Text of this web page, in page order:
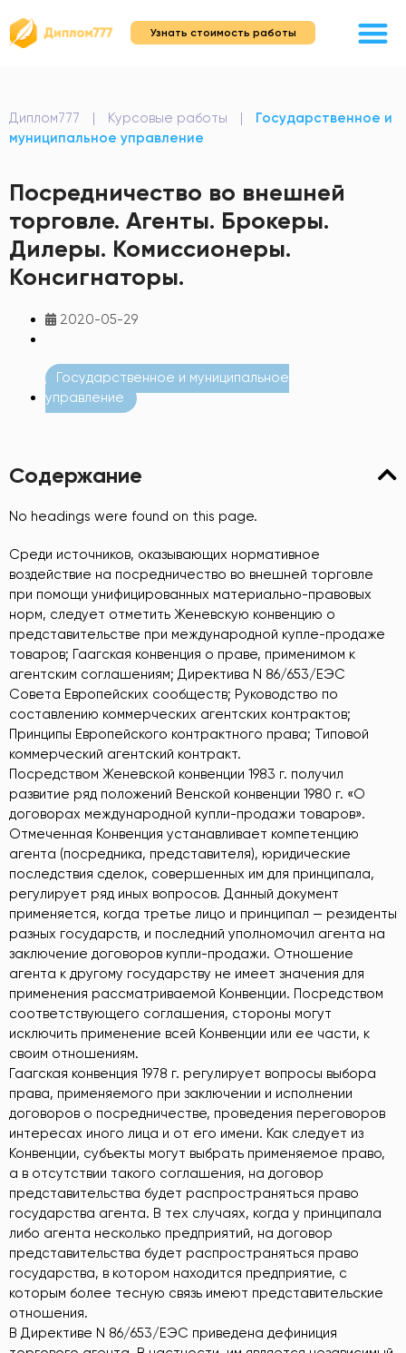
Узнать стоимость работы
Диплом777 | Курсовые работы |
Государственное и
муниципальное управление
Посредничество во внешней
торговле. Агенты. Брокеры.
Дилеры. Комиссионеры.
Консигнаторы.
2020-05-29
Государственное и муниципальное
управление
Содержание
No headings were found on this page.
Среди источников, оказывающих нормативное
воздействие на посредничество во внешней торговле
при помощи унифицированных материально-правовых
норм, следует отметить Женевскую конвенцию о
представительстве при международной купле-продаже
товаров; Гаагская конвенция о праве, применимом к
агентским соглашениям; Директива N 86/653/ЕЭС
Совета Европейских сообществ; Руководство по
составлению коммерческих агентских контрактов;
Принципы Европейского контрактного права; Типовой
коммерческий агентский контракт.
Посредством Женевской конвенции 1983 г. получил
развитие ряд положений Венской конвенции 1980 г. «О
договорах международной купли-продажи товаров».
Отмеченная Конвенция устанавливает компетенцию
агента (посредника, представителя), юридические
последствия сделок, совершенных им для принципала,
регулирует ряд иных вопросов. Данный документ
применяется, когда третье лицо и принципал — резиденты
разных государств, и последний уполномочил агента на
заключение договоров купли-продажи. Отношение
агента к другому государству не имеет значения для
применения рассматриваемой Конвенции. Посредством
соответствующего соглашения, стороны могут
исключить применение всей Конвенции или ее части, к
своим отношениям.
Гаагская конвенция 1978 г. регулирует вопросы выбора
права, применяемого при заключении и исполнении
договоров о посредничестве, проведения переговоров
интересах иного лица и от его имени. Как следует из
Конвенции, субъекты могут выбрать применяемое право,
а в отсутствии такого соглашения, на договор
представительства будет распространяться право
государства агента. В тех случаях, когда у принципала
либо агента несколько предприятий, на договор
представительства будет распространяться право
государства, в котором находится предприятие, с
которым более тесную связь имеют представительские
отношения.
В Директиве N 86/653/ЕЭС приведена дефиниция